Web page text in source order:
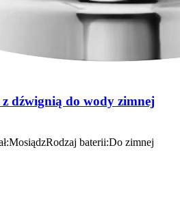
dźwignią do wody zimnej
:MosiądzRodzaj baterii:Do zimnej